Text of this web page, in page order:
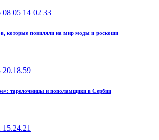
которые повиляли на мир моды и роскоши
тарелочницы и пополамщики в Сербии